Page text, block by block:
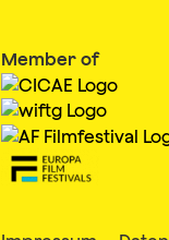
Member of